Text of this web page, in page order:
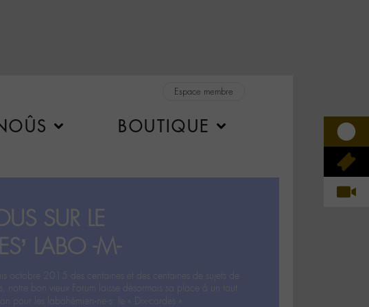
Espace membre
BOUTIQUE
SUR LE
LABO -M-
octobre 2015 des centaines et des centaines de sujets de
notre bon vieux Forum laisse désormais sa place à un tout
pour les labohémien‧ne‧s: le « Dix-cordes ».